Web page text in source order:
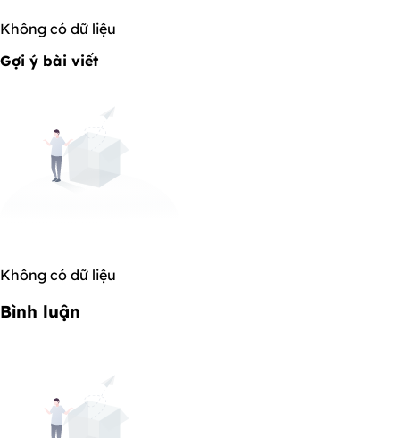
Không có dữ liệu
Gợi ý bài viết
Không có dữ liệu
Bình luận